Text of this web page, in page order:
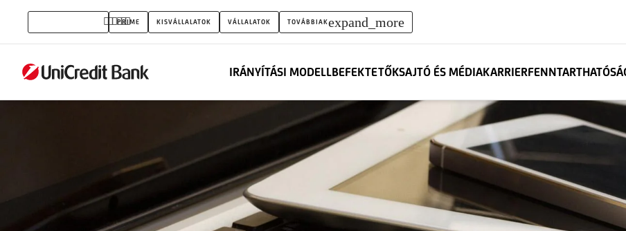
Súgó PRIME KISVÁLLALATOK VÁLLALATOK TOVÁBBIAKexpand_more
IRÁNYÍTÁSI MODELLBEFEKTETŐKSAJTÓ ÉS MÉDIAKARRIER